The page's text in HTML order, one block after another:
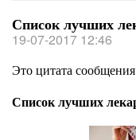
Список лучших
19-07-2017 12:46
Это цитата сообщения
Список лучших